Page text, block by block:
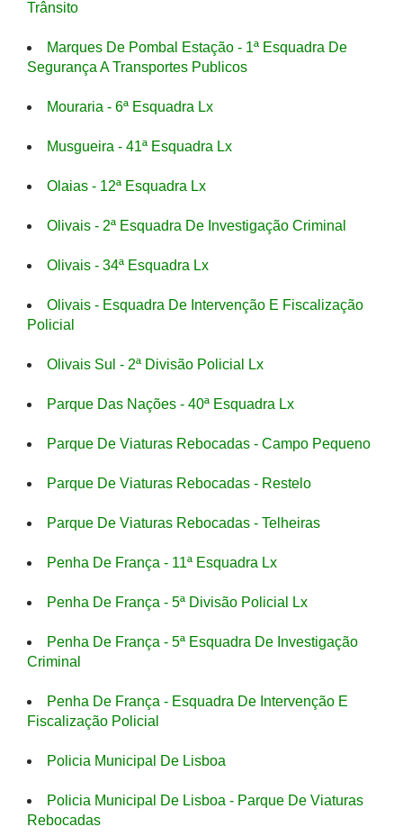
Trânsito
Marques De Pombal Estação - 1ª Esquadra De
Segurança A Transportes Publicos
Mouraria - 6ª Esquadra Lx
Musgueira - 41ª Esquadra Lx
Olaias - 12ª Esquadra Lx
Olivais - 2ª Esquadra De Investigação Criminal
Olivais - 34ª Esquadra Lx
Olivais - Esquadra De Intervenção E Fiscalização
Policial
Olivais Sul - 2ª Divisão Policial Lx
Parque Das Nações - 40ª Esquadra Lx
Parque De Viaturas Rebocadas - Campo Pequeno
Parque De Viaturas Rebocadas - Restelo
Parque De Viaturas Rebocadas - Telheiras
Penha De França - 11ª Esquadra Lx
Penha De França - 5ª Divisão Policial Lx
Penha De França - 5ª Esquadra De Investigação
Criminal
Penha De França - Esquadra De Intervenção E
Fiscalização Policial
Policia Municipal De Lisboa
Policia Municipal De Lisboa - Parque De Viaturas
Rebocadas